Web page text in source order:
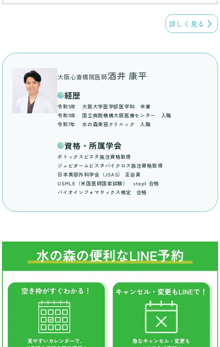
詳しく見る
大阪心斎橋院医師酒井 康平
経歴
令和5年
大阪大学医学部医学科 卒業
令和5年
国立病院機構大阪医療センター 入職
令和7年
水の森美容クリニック 入職
資格・所属学会
ボトックスビスタ施注資格取得
ジュビダームビスタバイクロス施注資格取得
日本美容外科学会（JSAS） 正会員
USMLE（米国医師国家試験） step1 合格
バイオインフォマティクス検定 合格